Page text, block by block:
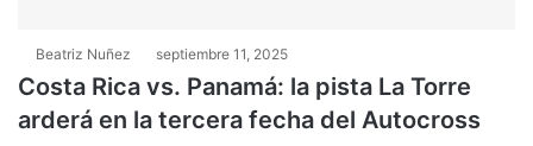
Beatriz Nuñez septiembre 11, 2025
Costa Rica vs. Panamá: la pista La Torre
arderá en la tercera fecha del Autocross